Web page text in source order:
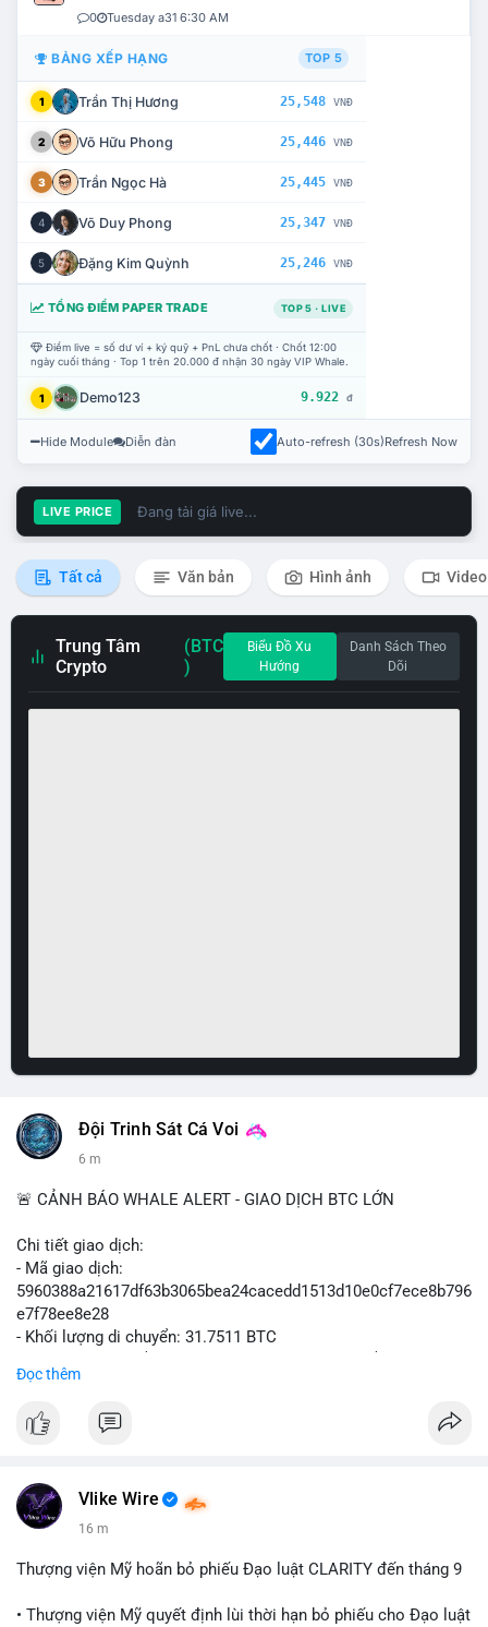
0 Tuesday a31 6:30 AM
BẢNG XẾP HẠNG TOP 5
1 Trần Thị Hương 25,548 VNĐ
2 Võ Hữu Phong 25,446 VNĐ
3 Trần Ngọc Hà 25,445 VNĐ
4 Võ Duy Phong 25,347 VNĐ
5 Đặng Kim Quỳnh 25,246 VNĐ
TỔNG ĐIỂM PAPER TRADE TOP 5 · LIVE
Điểm live = số dư ví + ký quỹ + PnL chưa chốt · Chốt 12:00
ngày cuối tháng · Top 1 trên 20.000 đ nhận 30 ngày VIP Whale.
1 Demo123 9.922 đ
Hide Module Diễn đàn Auto-refresh (30s)Refresh Now
LIVE PRICE Đang tải giá live...
Tất cả Văn bản Hình ảnh Video
Trung Tâm
Crypto
(BTC
)
Biểu Đồ Xu
Hướng
Danh Sách Theo
Dõi
Đội Trinh Sát Cá Voi
6 m
🚨 CẢNH BÁO WHALE ALERT - GIAO DỊCH BTC LỚN
Chi tiết giao dịch:
- Mã giao dịch:
5960388a21617df63b3065bea24cacedd1513d10e0cf7ece8b796
e7f78ee8e28
- Khối lượng di chuyển: 31.7511 BTC
USD)
Đọc thêm
Vlike Wire
16 m
Thượng viện Mỹ hoãn bỏ phiếu Đạo luật CLARITY đến tháng 9
• Thượng viện Mỹ quyết định lùi thời hạn bỏ phiếu cho Đạo luật